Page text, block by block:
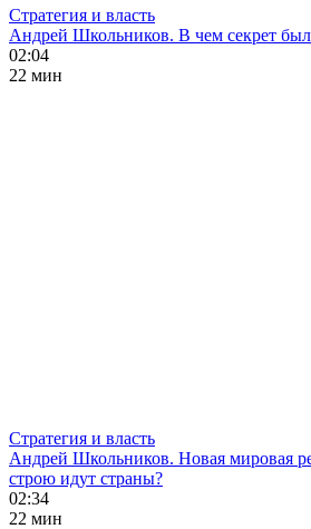
Стратегия и власть
Андрей Школьников. В чем секрет
02:04
22 мин
Стратегия и власть
Андрей Школьников. Новая мировая
строю идут страны?
02:34
22 мин